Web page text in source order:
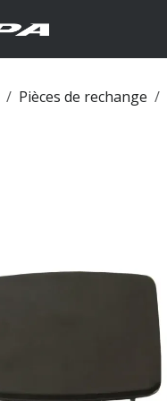
Pièces de rechange